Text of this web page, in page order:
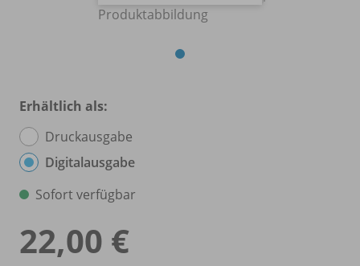
Produktabbildung
Erhältlich als:
Druckausgabe
Digitalausgabe
Sofort verfügbar
22,00 €